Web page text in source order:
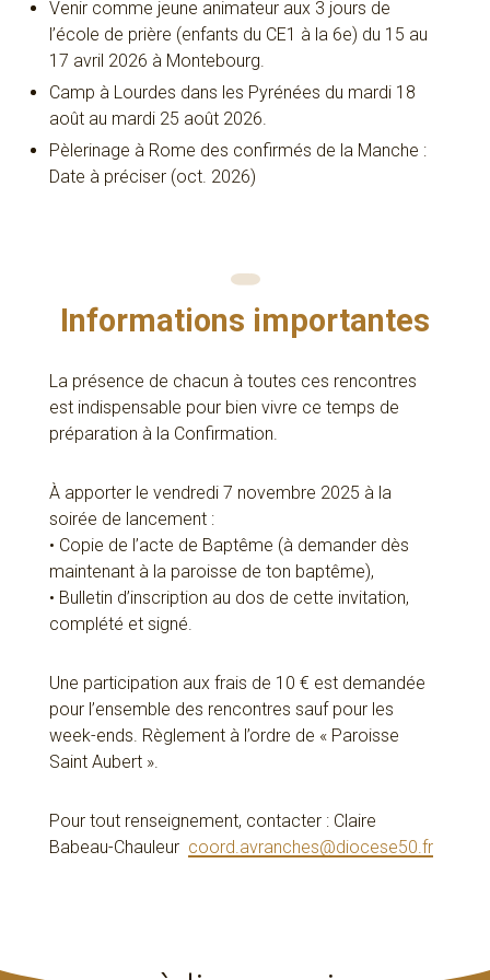
Venir comme jeune animateur aux 3 jours de
l’école de prière (enfants du CE1 à la 6e) du 15 au
17 avril 2026 à Montebourg.
Camp à Lourdes dans les Pyrénées du mardi 18
août au mardi 25 août 2026.
Pèlerinage à Rome des confirmés de la Manche :
Date à préciser (oct. 2026)
Informations importantes
La présence de chacun à toutes ces rencontres
est indispensable pour bien vivre ce temps de
préparation à la Confirmation.
À apporter le vendredi 7 novembre 2025 à la
soirée de lancement :
• Copie de l’acte de Baptême (à demander dès
maintenant à la paroisse de ton baptême),
• Bulletin d’inscription au dos de cette invitation,
complété et signé.
Une participation aux frais de 10 € est demandée
pour l’ensemble des rencontres sauf pour les
week-ends. Règlement à l’ordre de « Paroisse
Saint Aubert ».
Pour tout renseignement, contacter : Claire
Babeau-Chauleur coord.avranches@diocese50.fr